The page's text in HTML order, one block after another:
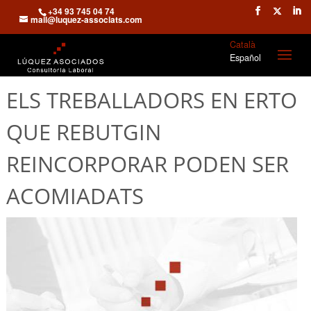
+34 93 745 04 74
mail@luquez-associats.com
Català
Español
ELS TREBALLADORS EN ERTO
QUE REBUTGIN
REINCORPORAR PODEN SER
ACOMIADATS